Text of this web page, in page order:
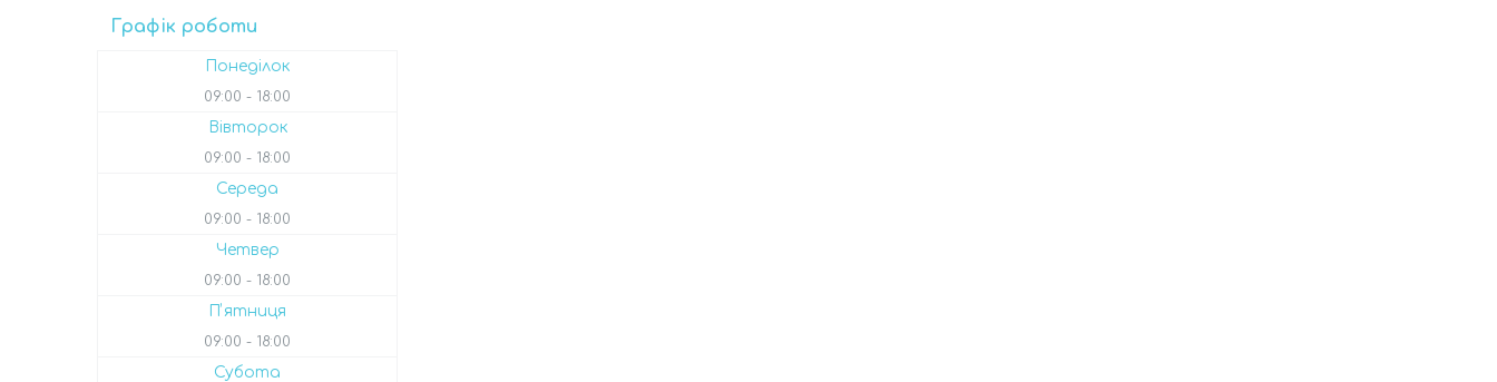
Графік роботи
Понеділок
09:00 18:00
Вівторок
09:00 18:00
Середа
09:00 18:00
Четвер
09:00 18:00
Пʼятниця
09:00 18:00
Субота